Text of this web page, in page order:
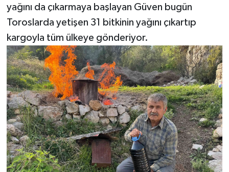
yağını da çıkarmaya başlayan Güven bugün
Toroslarda yetişen 31 bitkinin yağını çıkartıp
kargoyla tüm ülkeye gönderiyor.